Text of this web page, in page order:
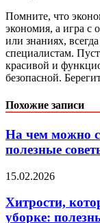
Помните, что
экономия, а игра с
или знаниях,
специалистам.
красивой и
безопасной.
Похожие записи
На чем можно
полезные
15.02.2026
Хитрости,
уборке: